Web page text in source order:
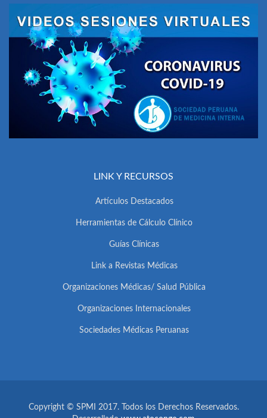
LINK Y RECURSOS
Artículos Destacados
Herramientas de Cálculo Clínico
Guías Clínicas
Link a Revistas Médicas
Organizaciones Médicas/ Salud Pública
Organizaciones Internacionales
Sociedades Médicas Peruanas
Copyright © SPMI 2017. Todos los Derechos Reservados.